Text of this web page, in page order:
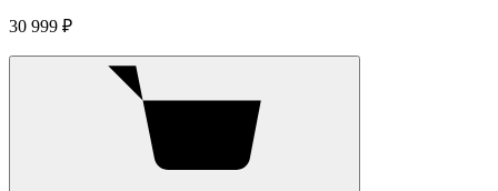
30 999 ₽